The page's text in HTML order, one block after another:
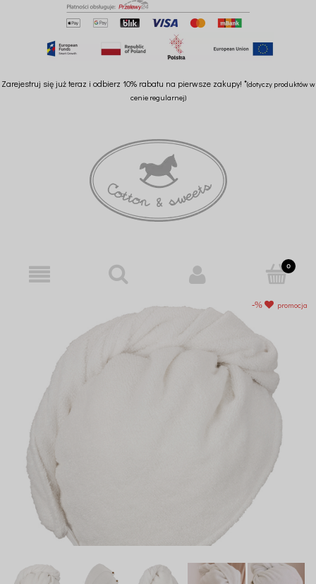
Zarejestruj się już teraz i odbierz 10% rabatu na pierwsze zakupy! *(dotyczy produktów w
cenie regularnej)
promocja